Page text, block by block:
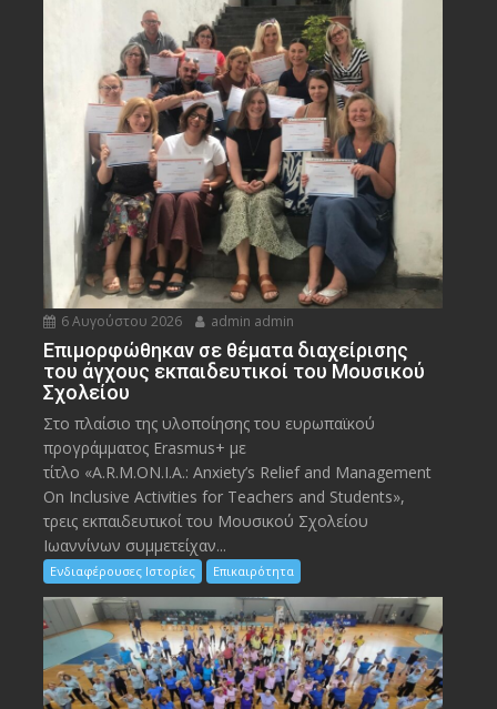
6 Αυγούστου 2026 admin admin
Eπιμορφώθηκαν σε θέματα διαχείρισης
του άγχους εκπαιδευτικοί του Μουσικού
Σχολείου
Στο πλαίσιο της υλοποίησης του ευρωπαϊκού
προγράμματος Erasmus+ με
τίτλο «A.R.M.ON.I.A.: Anxiety’s Relief and Management
On Inclusive Activities for Teachers and Students»,
τρεις εκπαιδευτικοί του Μουσικού Σχολείου
Ιωαννίνων συμμετείχαν...
Ενδιαφέρουσες Ιστορίες Επικαιρότητα